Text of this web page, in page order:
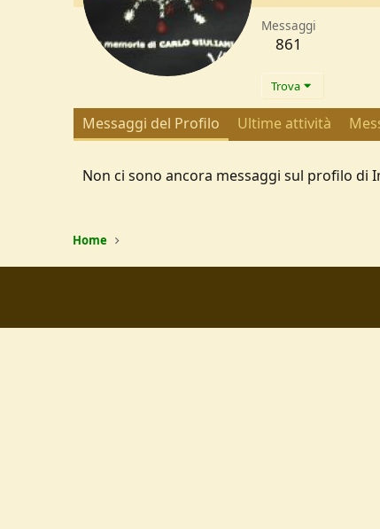
Messaggi
861
Trova
Messaggi del Profilo Ultime attività
Non ci sono ancora messaggi sul profilo di
Home